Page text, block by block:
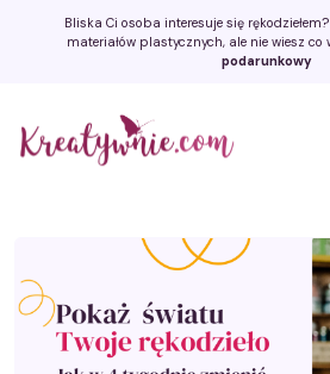
Bliska Ci osoba interesuje się
materiałów plastycznych, ale nie wiesz co
podarunkowy
Kreatywnie.com